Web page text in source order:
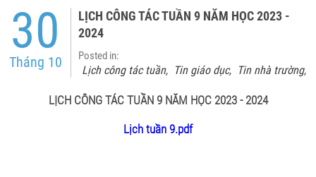
30
Tháng 10
LỊCH CÔNG TÁC TUẦN 9 NĂM HỌC 2023 -
2024
Posted in:
Lịch công tác tuần, Tin giáo dục, Tin nhà trường,
LỊCH CÔNG TÁC TUẦN 9 NĂM HỌC 2023 - 2024
Lịch tuần 9.pdf